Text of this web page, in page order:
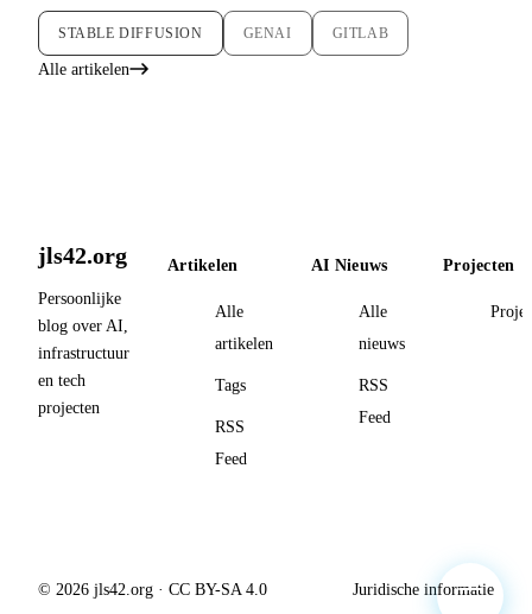
STABLE DIFFUSION GENAI GITLAB
Alle artikelen
jls42.org
Persoonlijke
blog over AI,
infrastructuur
en tech
projecten
Artikelen
Alle
artikelen
Tags
RSS
Feed
AI Nieuws
Alle
nieuws
RSS
Feed
Projecten
© 2026 jls42.org · CC BY-SA 4.0 Juridische informatie